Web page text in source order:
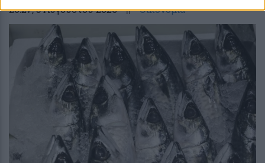
20:27, 5 Αυγούστου 2026 || Οικονομία